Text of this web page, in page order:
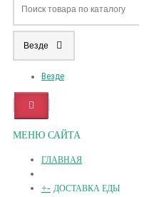
Везде
Везде
МЕНЮ САЙТА
ГЛАВНАЯ
+- ДОСТАВКА ЕДЫ